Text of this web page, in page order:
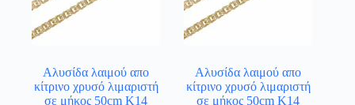
Αλυσίδα λαιμού απο
κίτρινο χρυσό λιμαριστή
σε μήκος 50cm Κ14
Αλυσίδα λαιμού απο
κίτρινο χρυσό λιμαριστή
σε μήκος 50cm Κ14